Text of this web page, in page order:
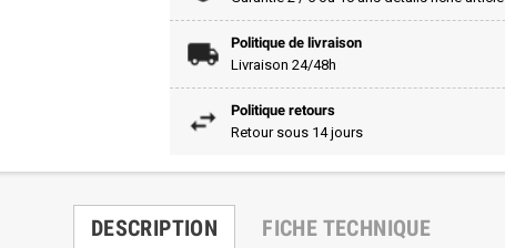
Politique de livraison
Livraison 24/48h
Politique retours
Retour sous 14 jours
DESCRIPTION FICHE TECHNIQUE